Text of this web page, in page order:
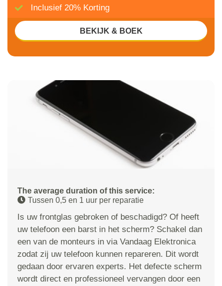
The average duration of this service:
Tussen 0,5 en 1 uur per reparatie
Is uw frontglas gebroken of beschadigd? Of heeft
uw telefoon een barst in het scherm? Schakel dan
een van de monteurs in via Vandaag Elektronica
zodat zij uw telefoon kunnen repareren. Dit wordt
gedaan door ervaren experts. Het defecte scherm
wordt direct en professioneel vervangen door een
Inclusief 20% Korting
BEKIJK & BOEK